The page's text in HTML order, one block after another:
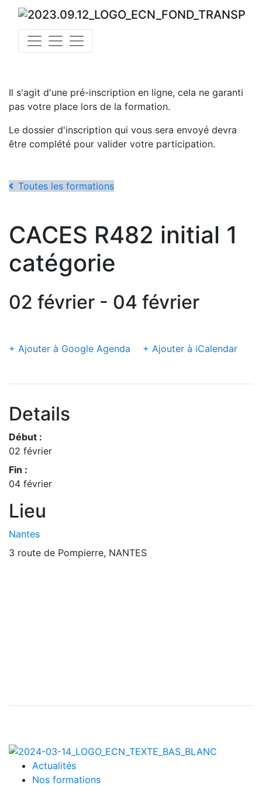
Il s'agit d'une pré-inscription en ligne, cela ne garanti
pas votre place lors de la formation.
Le dossier d'inscription qui vous sera envoyé devra
être complété pour valider votre participation.
Toutes les formations
CACES R482 initial 1
catégorie
02 février - 04 février
+ Ajouter à Google Agenda + Ajouter à iCalendar
Details
Début :
02 février
Fin :
04 février
Lieu
Nantes
3 route de Pompierre, NANTES
Actualités
Nos formations